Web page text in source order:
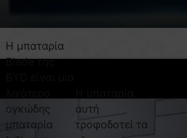
Η μπαταρία
Blade της
ογκώδης
μπαταρία
αυτή
τροφοδοτεί τα